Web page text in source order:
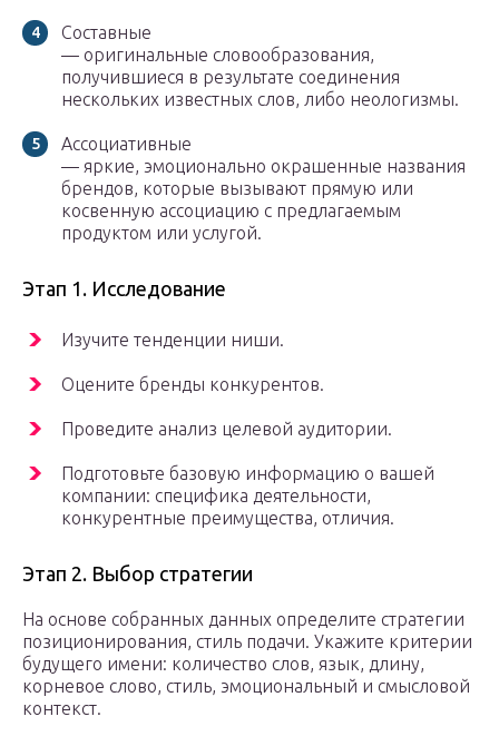
Составные
— оригинальные словообразования,
получившиеся в результате соединения
нескольких известных слов, либо неологизмы.
Ассоциативные
— яркие, эмоционально окрашенные названия
брендов, которые вызывают прямую или
косвенную ассоциацию с предлагаемым
продуктом или услугой.
Этап 1. Исследование
Изучите тенденции ниши.
Оцените бренды конкурентов.
Проведите анализ целевой аудитории.
Подготовьте базовую информацию о вашей
компании: специфика деятельности,
конкурентные преимущества, отличия.
Этап 2. Выбор стратегии
На основе собранных данных определите стратегии
позиционирования, стиль подачи. Укажите критерии
будущего имени: количество слов, язык, длину,
корневое слово, стиль, эмоциональный и смысловой
контекст.